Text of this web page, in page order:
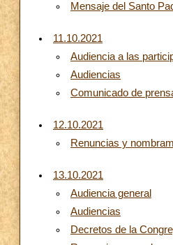
Mensaje del Santo
11.10.2021
Audiencia a las
Audiencias
Comunicado de
12.10.2021
Renuncias y
13.10.2021
Audiencia general
Audiencias
Decretos de la